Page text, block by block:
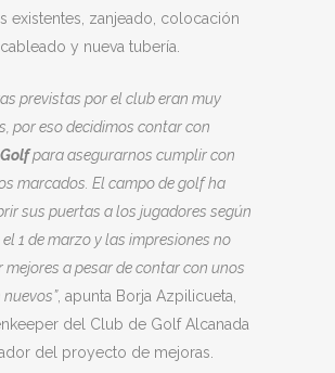
existentes, zanjeado, colocación
y nueva tubería.
previstas por el club eran muy
por eso decidimos contar con
para asegurarnos cumplir con
marcados. El campo de golf ha
sus puertas a los jugadores según
1 de marzo y las impresiones no
mejores a pesar de contar con unos
, apunta Borja Azpilicueta,
del Club de Golf Alcanada
del proyecto de mejoras.